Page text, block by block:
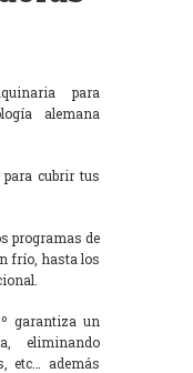
para
alemana
cubrir tus
programas de
frío, hasta los
garantiza un
eliminando
etc… además